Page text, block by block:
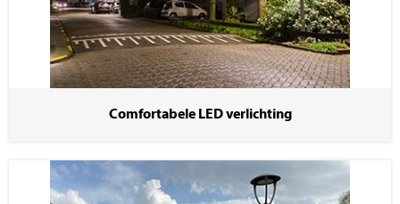
Comfortabele LED verlichting